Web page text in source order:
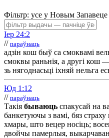
Фільтр: усе у Новым Запавеце
Іер 24:2
// параўнаць
адзін кош быў са смоквамі
смоквы раньнія, а другі кош —
зь нягоднасьці іхняй нельга
Юд 1:12
// параўнаць
Такія бываюць спакусай на
банкетуючы з вамі, бяз
хмары, што вецер носіць;
двойчы памерлыя,